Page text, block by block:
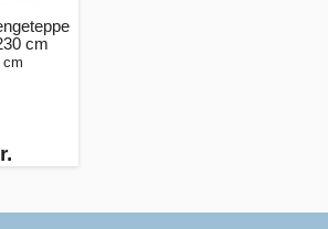
cm
cm